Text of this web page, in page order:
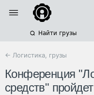
Найти грузы
← Логистика, грузы
Конференция
средств"